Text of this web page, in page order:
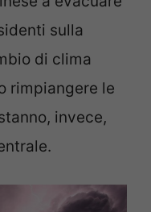
sulla
di clima
rimpiangere le
invece,